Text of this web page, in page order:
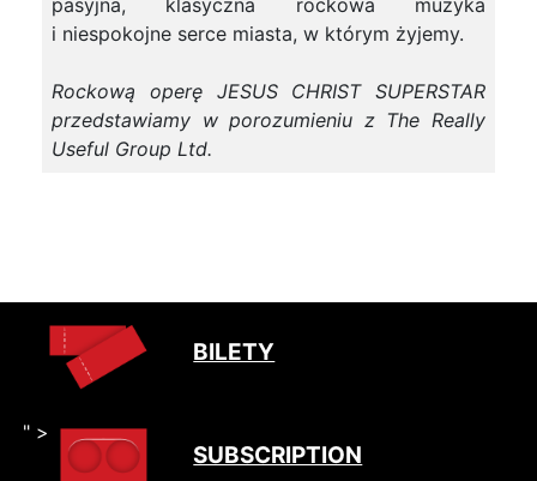
i niespokojne serce miasta, w którym żyjemy.
Rockową operę JESUS CHRIST SUPERSTAR
przedstawiamy w porozumieniu z The Really
Useful Group Ltd.
BILETY
" >
SUBSCRIPTION